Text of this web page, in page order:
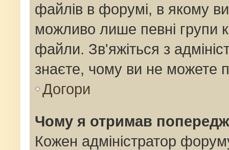
файлів в форумі, в якому
можливо лише певні групи
файли. Зв'яжіться з
знаєте, чому ви не можете
Догори
Чому я отримав
Кожен адміністратор